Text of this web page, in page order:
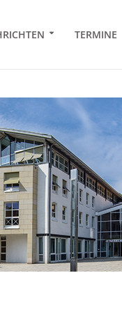
TERMINE